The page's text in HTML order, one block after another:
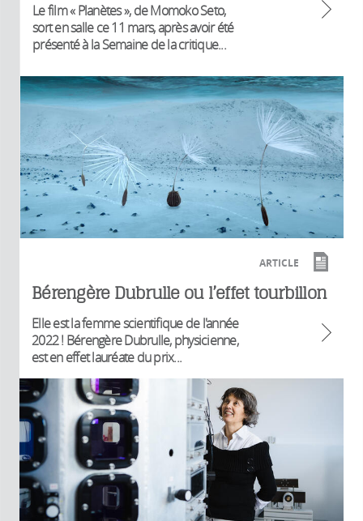
Le film « Planètes », de Momoko Seto,
sort en salle ce 11 mars, après avoir été
présenté à la Semaine de la critique...
ARTICLE
Bérengère Dubrulle ou l’effet tourbillon
Elle est la femme scientifique de l'année
2022 ! Bérengère Dubrulle, physicienne,
est en effet lauréate du prix...